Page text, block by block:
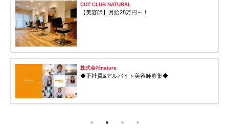
CUT CLUB NATURAL
【美容師】月給28万円～！
株式会社nature
◆正社員&アルバイト美容師募集◆